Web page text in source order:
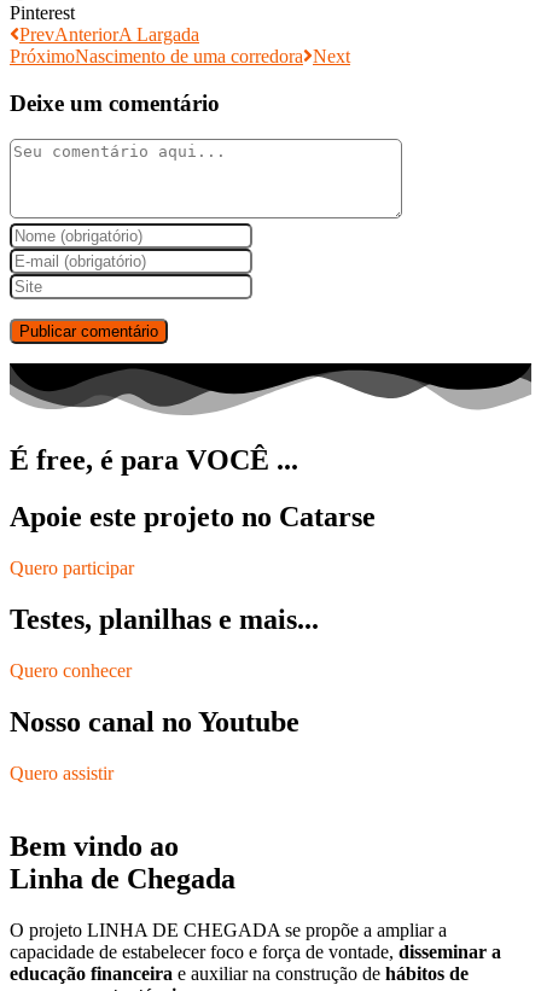
Pinterest
PrevAnteriorA Largada
PróximoNascimento de uma corredora Next
Deixe um comentário
Comment
Digite
seu
nome
ou
nome
de
usuário
para
comentar
Enter
your
email
address
to
comment
Digite
o
URL
do
seu
site
(opcional)
É free, é para VOCÊ ...
Apoie este projeto no Catarse
Quero participar
Testes, planilhas e mais...
Quero conhecer
Nosso canal no Youtube
Quero assistir
Bem vindo ao
Linha de Chegada
O projeto LINHA DE CHEGADA se propõe a ampliar a
capacidade de estabelecer foco e força de vontade, disseminar a
educação financeira e auxiliar na construção de hábitos de